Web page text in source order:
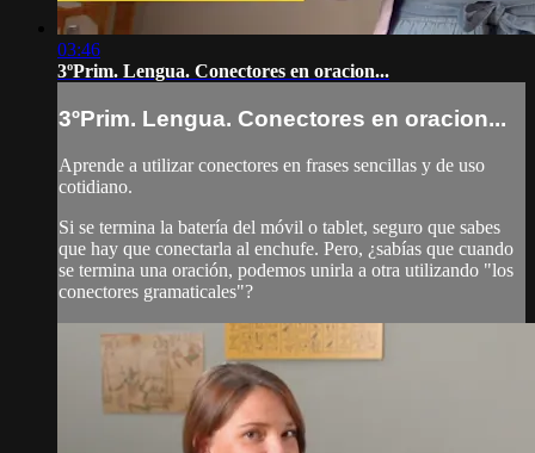
03:46
3ºPrim. Lengua. Conectores en oracion...
3ºPrim. Lengua. Conectores en oracion...
Aprende a utilizar conectores en frases sencillas y de uso
cotidiano.
Si se termina la batería del móvil o tablet, seguro que sabes
que hay que conectarla al enchufe. Pero, ¿sabías que cuando
se termina una oración, podemos unirla a otra utilizando "los
conectores gramaticales"?